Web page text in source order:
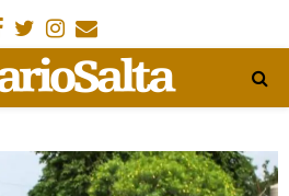
Facebook
Gorjeo
Instagram
Email